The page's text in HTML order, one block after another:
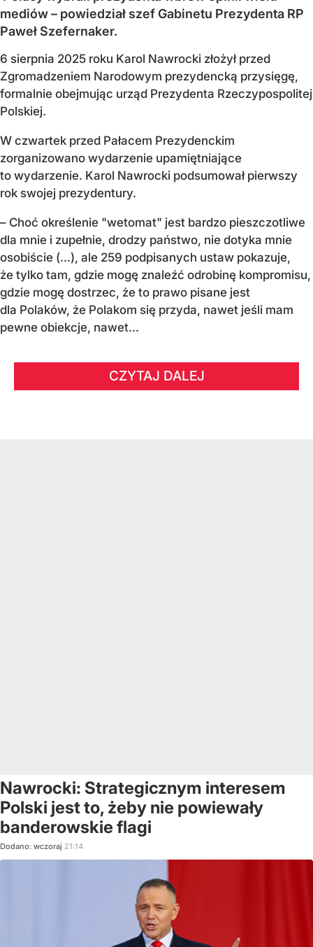
mediów – powiedział szef Gabinetu Prezydenta RP
Paweł Szefernaker.
6 sierpnia 2025 roku Karol Nawrocki złożył przed
Zgromadzeniem Narodowym prezydencką przysięgę,
formalnie obejmując urząd Prezydenta Rzeczypospolitej
Polskiej.
W czwartek przed Pałacem Prezydenckim
zorganizowano wydarzenie upamiętniające
to wydarzenie. Karol Nawrocki podsumował pierwszy
rok swojej prezydentury.
– Choć określenie "wetomat" jest bardzo pieszczotliwe
dla mnie i zupełnie, drodzy państwo, nie dotyka mnie
osobiście (…), ale 259 podpisanych ustaw pokazuje,
że tylko tam, gdzie mogę znaleźć odrobinę kompromisu,
gdzie mogę dostrzec, że to prawo pisane jest
dla Polaków, że Polakom się przyda, nawet jeśli mam
pewne obiekcje, nawet...
CZYTAJ DALEJ
Nawrocki: Strategicznym interesem
Polski jest to, żeby nie powiewały
banderowskie flagi
Dodano: wczoraj 21:14